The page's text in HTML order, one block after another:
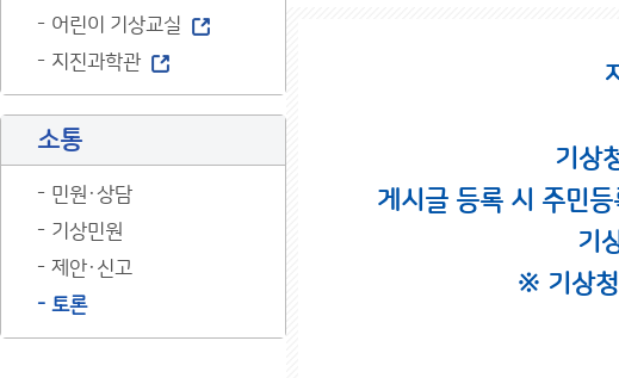
어린이 기상교실
지진과학관
소통
민원·상담
기상민원
제안·신고
토론
기상
게시글 등록 시 주민
기
※ 기상